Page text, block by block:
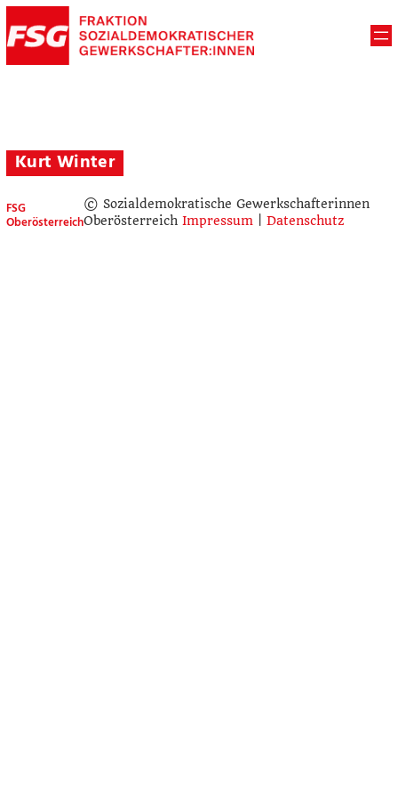
Kurt Winter
FSG
Oberösterreich
© Sozialdemokratische Gewerkschafterinnen
Oberösterreich Impressum| Datenschutz